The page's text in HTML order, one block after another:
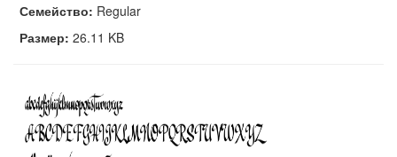
Семейство: Regular
Размер: 26.11 KB